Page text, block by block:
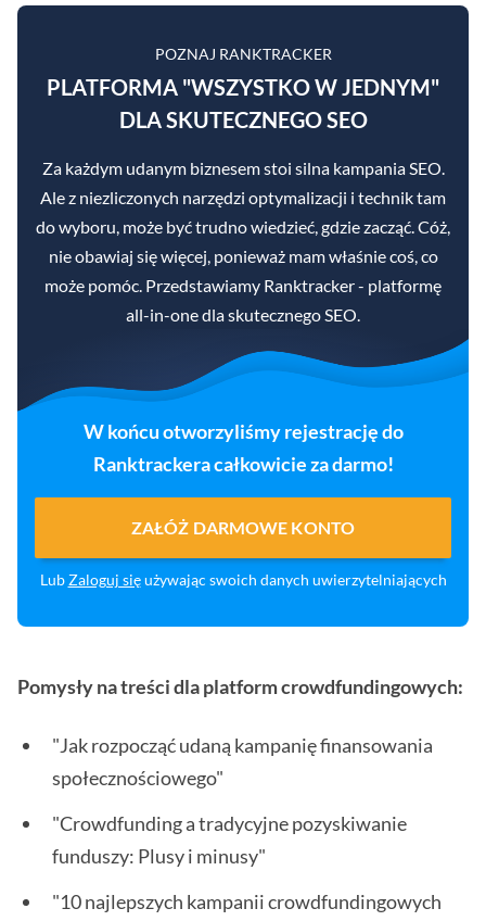
POZNAJ RANKTRACKER
PLATFORMA "WSZYSTKO W JEDNYM"
DLA SKUTECZNEGO SEO
Za każdym udanym biznesem stoi silna kampania SEO.
Ale z niezliczonych narzędzi optymalizacji i technik tam
do wyboru, może być trudno wiedzieć, gdzie zacząć. Cóż,
nie obawiaj się więcej, ponieważ mam właśnie coś, co
może pomóc. Przedstawiamy Ranktracker - platformę
all-in-one dla skutecznego SEO.
W końcu otworzyliśmy rejestrację do
Ranktrackera całkowicie za darmo!
ZAŁÓŻ DARMOWE KONTO
LubZaloguj sięużywając swoich danych uwierzytelniających
Pomysły na treści dla platform crowdfundingowych:
"Jak rozpocząć udaną kampanię finansowania
społecznościowego"
"Crowdfunding a tradycyjne pozyskiwanie
funduszy: Plusy i minusy"
"10 najlepszych kampanii crowdfundingowych